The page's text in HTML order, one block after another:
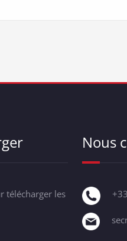
télécharger les
Nous